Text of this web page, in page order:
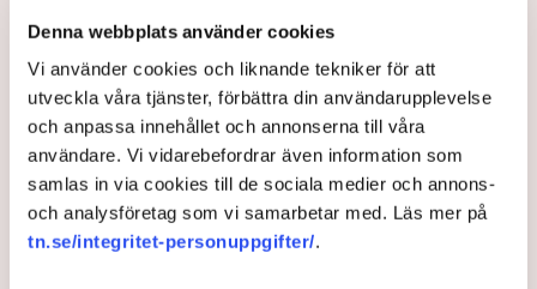
Denna webbplats använder cookies
Vi använder cookies och liknande tekniker för att
utveckla våra tjänster, förbättra din användarupplevelse
och anpassa innehållet och annonserna till våra
användare. Vi vidarebefordrar även information som
samlas in via cookies till de sociala medier och annons-
och analysföretag som vi samarbetar med. Läs mer på
tn.se/integritet-personuppgifter/.
ökar bolagens intäktsramar med 100 miljarder till 326
miljarder kronor (i 2022 års prisnivå), jämfört med perioden
2020–2023.
En del av ökningen av intäktsramarna förklaras av ett högre
ränteläge och att komponenterna som används i
elnätsverksamheten har ökat i pris.
Energimyndigheten är dock inte nöjd med hur nuvarande
reglering fungerar eftersom den anser att bolagen